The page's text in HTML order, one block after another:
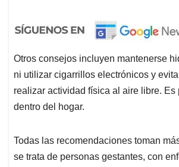
Otros consejos incluyen mantenerse
ni utilizar cigarrillos electrónicos y
realizar actividad física al aire libre. Es
dentro del hogar.
Todas las recomendaciones toman
se trata de personas gestantes, con